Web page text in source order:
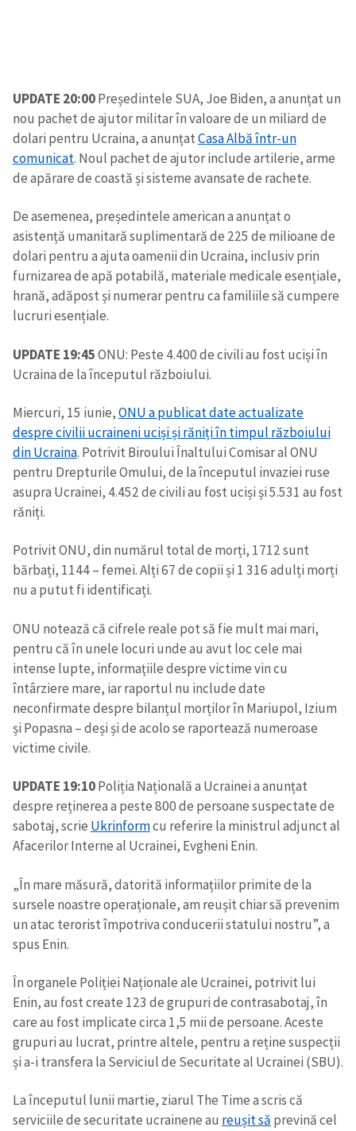
UPDATE 20:00Președintele SUA, Joe Biden, a anunțat un
nou pachet de ajutor militar în valoare de un miliard de
dolari pentru Ucraina, a anunțatCasa Albă într-un
comunicat. Noul pachet de ajutor include artilerie, arme
de apărare de coastă și sisteme avansate de rachete.
De asemenea, președintele american a anunțat o
asistență umanitară suplimentară de 225 de milioane de
dolari pentru a ajuta oamenii din Ucraina, inclusiv prin
furnizarea de apă potabilă, materiale medicale esențiale,
hrană, adăpost și numerar pentru ca familiile să cumpere
lucruri esențiale.
UPDATE 19:45ONU: Peste 4.400 de civili au fost uciși în
Ucraina de la începutul războiului.
Miercuri, 15 iunie,ONU a publicat date actualizate
despre civilii ucraineni uciși și răniți în timpul războiului
din Ucraina. Potrivit Biroului Înaltului Comisar al ONU
pentru Drepturile Omului, de la începutul invaziei ruse
asupra Ucrainei, 4.452 de civili au fost uciși și 5.531 au fost
răniți.
Potrivit ONU, din numărul total de morți, 1712 sunt
bărbați, 1144 – femei. Alți 67 de copii și 1 316 adulți morți
nu a putut fi identificați.
ONU notează că cifrele reale pot să fie mult mai mari,
pentru că în unele locuri unde au avut loc cele mai
intense lupte, informațiile despre victime vin cu
întârziere mare, iar raportul nu include date
neconfirmate despre bilanțul morților în Mariupol, Izium
și Popasna – deși și de acolo se raportează numeroase
victime civile.
UPDATE 19:10Poliția Națională a Ucrainei a anunțat
despre reținerea a peste 800 de persoane suspectate de
sabotaj, scrie Ukrinformcu referire la ministrul adjunct al
Afacerilor Interne al Ucrainei, Evgheni Enin.
„În mare măsură, datorită informațiilor primite de la
sursele noastre operaționale, am reușit chiar să prevenim
un atac terorist împotriva conducerii statului nostru”, a
spus Enin.
În organele Poliției Naționale ale Ucrainei, potrivit lui
Enin, au fost create 123 de grupuri de contrasabotaj, în
care au fost implicate circa 1,5 mii de persoane. Aceste
grupuri au lucrat, printre altele, pentru a reține suspecții
și a-i transfera la Serviciul de Securitate al Ucrainei (SBU).
La începutul lunii martie, ziarul The Time a scris că
serviciile de securitate ucrainene au reușit să prevină cel